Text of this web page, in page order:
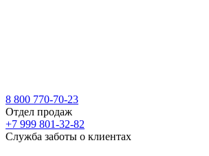
8 800 770-70-23
Отдел продаж
+7 999 801-32-82
Служба заботы о клиентах